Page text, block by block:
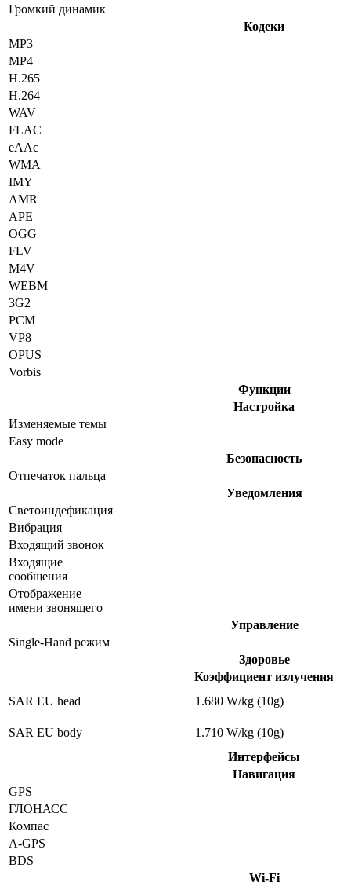
Громкий динамик
Кодеки
MP3
MP4
H.265
H.264
WAV
FLAC
eAAc
WMA
IMY
AMR
APE
OGG
FLV
M4V
WEBM
3G2
PCM
VP8
OPUS
Vorbis
Функции
Настройка
Изменяемые темы
Easy mode
Безопасность
Отпечаток пальца
Уведомления
Светоиндефикация
Вибрация
Входящий звонок
Входящие
сообщения
Отображение
имени звонящего
Управление
Single-Hand режим
Здоровье
Коэффициент излучения
SAR EU head
1.680 W/kg (10g)
SAR EU body
1.710 W/kg (10g)
Интерфейсы
Навигация
GPS
ГЛОНАСС
Компас
A-GPS
BDS
Wi-Fi